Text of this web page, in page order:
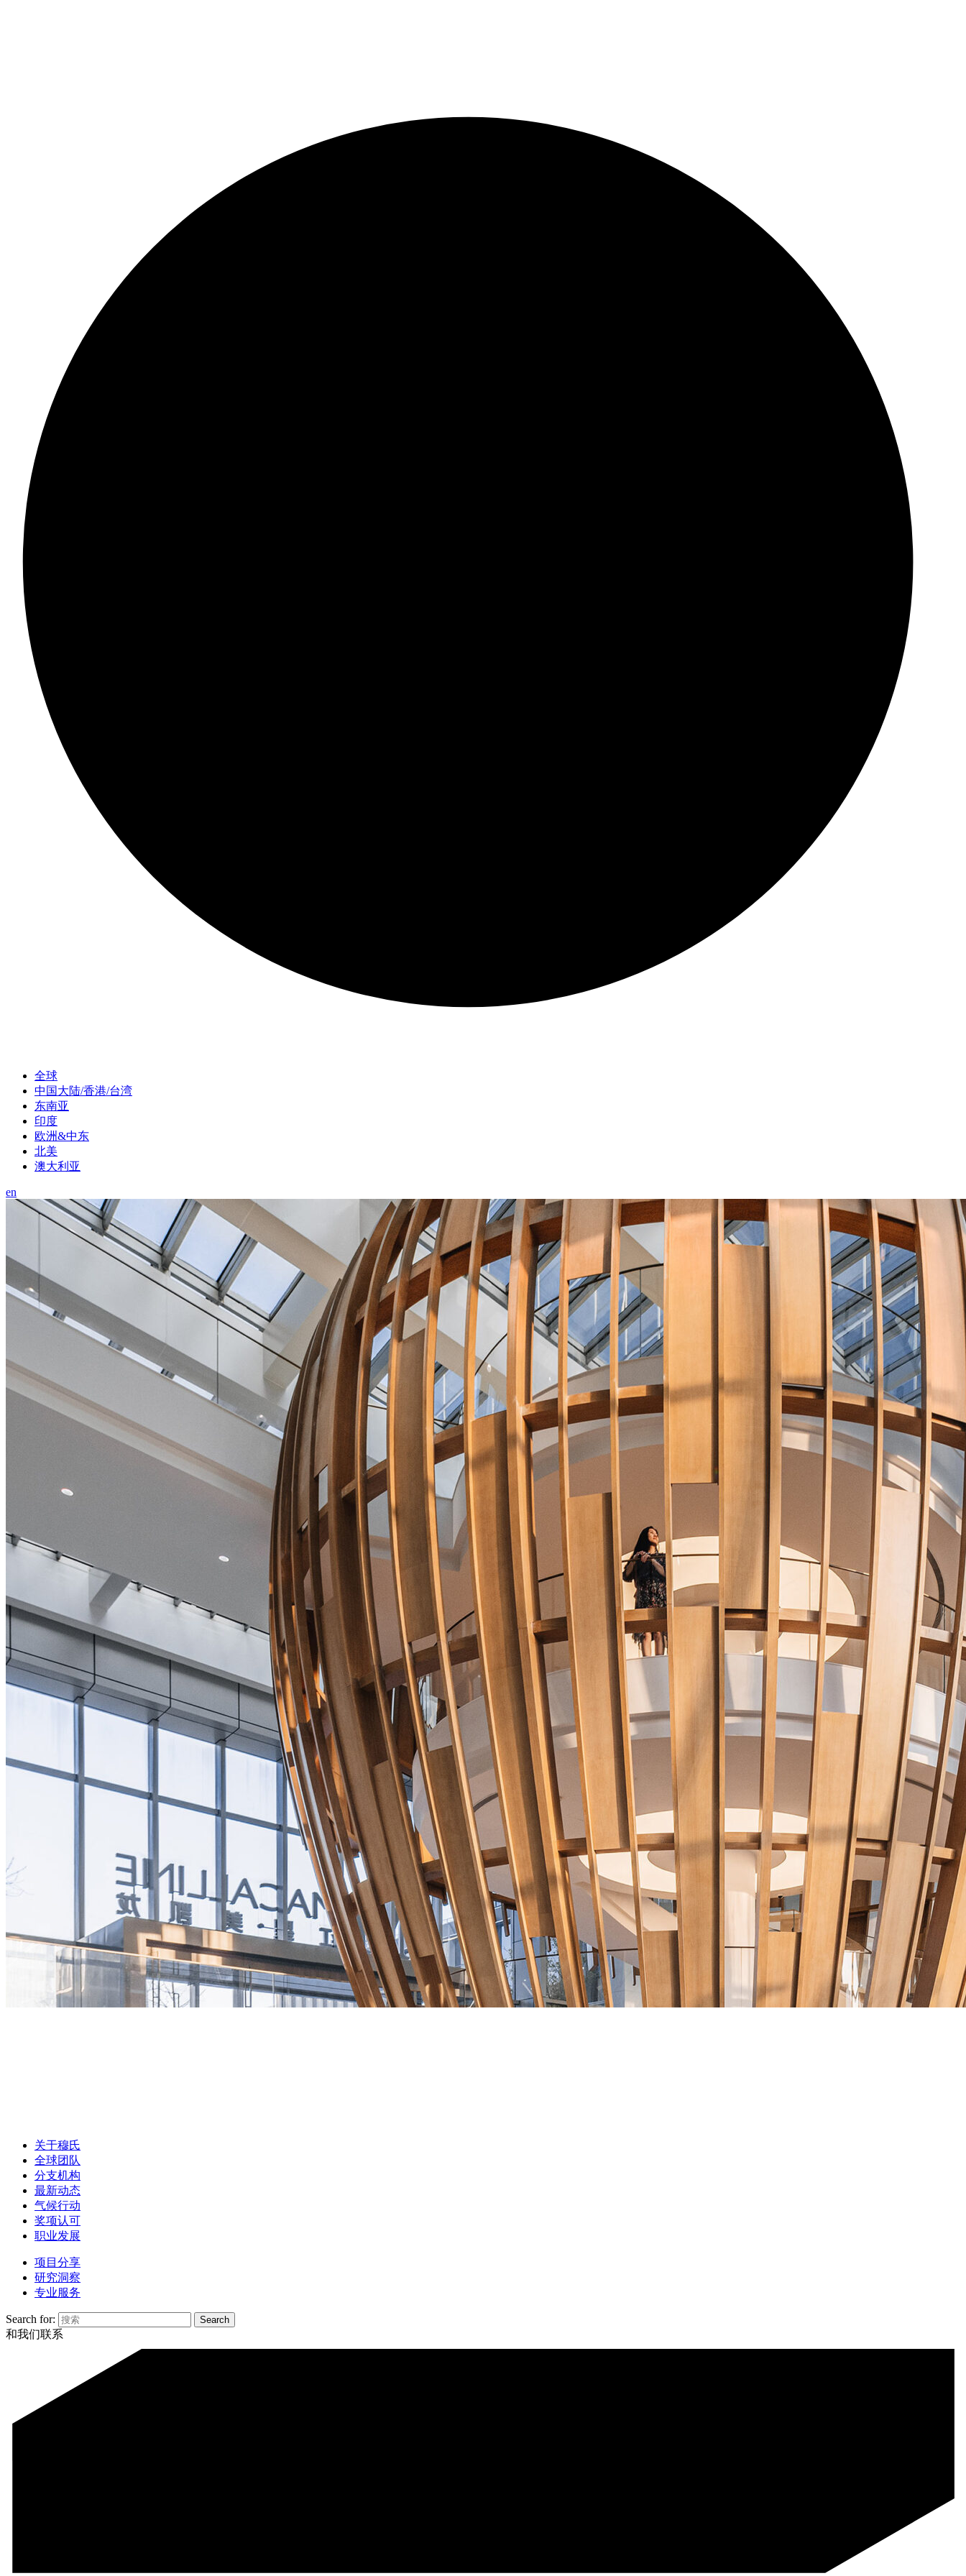
全球
中国大陆/香港/台湾
东南亚
印度
欧洲&中东
北美
澳大利亚
en
关于穆氏
全球团队
分支机构
最新动态
气候行动
奖项认可
职业发展
项目分享
研究洞察
专业服务
Search for:
和我们联系